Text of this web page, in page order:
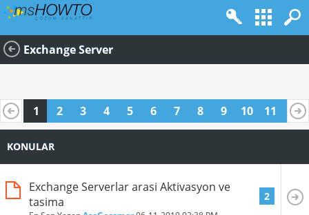
Exchange Server
1 2 3 4 5 6 7 8 9 10 11
12
KONULAR
Exchange Serverlar arasi Aktivasyon ve
tasima
2